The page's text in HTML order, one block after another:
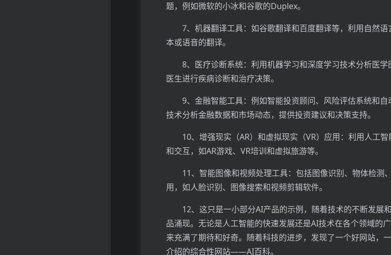
题，例如微软的小冰和谷歌的Duplex。
7、机器翻译工具：如谷歌翻译和百度翻译等，利用自然
本或语音的翻译。
8、医疗诊断系统：利用机器学习和深度学习技术分析医
医生进行疾病诊断和治疗决策。
9、金融智能工具：例如智能投资顾问、风险评估系统和
技术分析金融数据和市场动态，提供投资建议和决策支持。
10、增强现实（AR）和虚拟现实（VR）应用：利用人工
和交互，如AR游戏、VR培训和虚拟旅游等。
11、智能图像和视频处理工具：包括图像识别、物体检测
用，如人脸识别、图像搜索和视频剪辑软件。
12、这只是一小部分AI产品的示例，随着技术的不断发展
品涌现。无论是人工智能的快速发展还是AI技术在各个领域的
来充满了期待和好奇。随着科技的进步，发现了一个好网站，
介绍的综合性网站——AI百科。